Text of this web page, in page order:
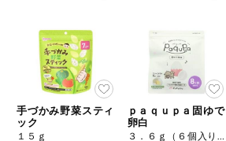
ミールキット
組合員さんの
リクエスト
いいもんみっ
手づかみ野菜スティ
ック
１５ｇ
ｐａｑｕｐａ固ゆで
卵白
３．６ｇ（６個入り）